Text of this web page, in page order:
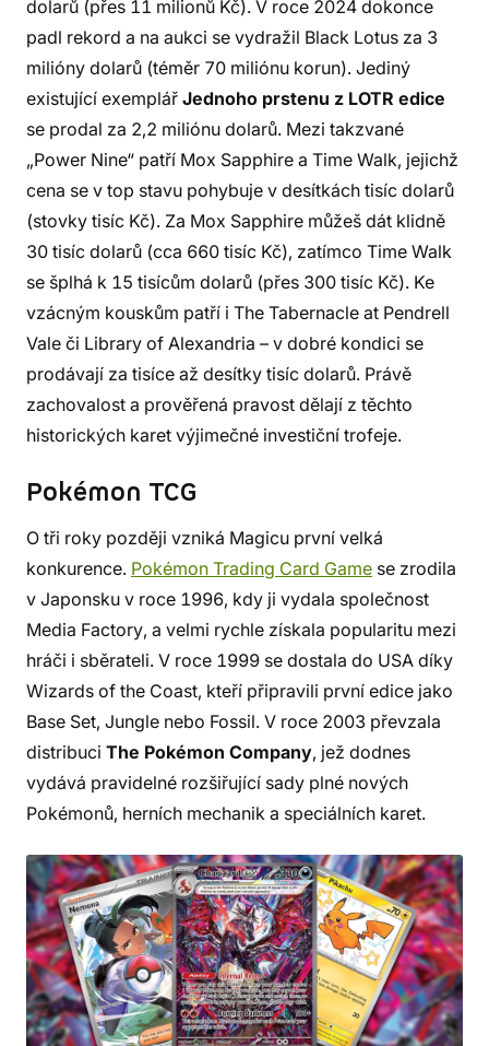
dolarů (přes 11 milionů Kč). V roce 2024 dokonce
padl rekord a na aukci se vydražil Black Lotus za 3
milióny dolarů (téměr 70 miliónu korun). Jediný
existující exemplář Jednoho prstenu z LOTR edice
se prodal za 2,2 miliónu dolarů. Mezi takzvané
„Power Nine“ patří Mox Sapphire a Time Walk, jejichž
cena se v top stavu pohybuje v desítkách tisíc dolarů
(stovky tisíc Kč). Za Mox Sapphire můžeš dát klidně
30 tisíc dolarů (cca 660 tisíc Kč), zatímco Time Walk
se šplhá k 15 tisícům dolarů (přes 300 tisíc Kč). Ke
vzácným kouskům patří i The Tabernacle at Pendrell
Vale či Library of Alexandria – v dobré kondici se
prodávají za tisíce až desítky tisíc dolarů. Právě
zachovalost a prověřená pravost dělají z těchto
historických karet výjimečné investiční trofeje.
Pokémon TCG
O tři roky později vzniká Magicu první velká
konkurence. Pokémon Trading Card Game se zrodila
v Japonsku v roce 1996, kdy ji vydala společnost
Media Factory, a velmi rychle získala popularitu mezi
hráči i sběrateli. V roce 1999 se dostala do USA díky
Wizards of the Coast, kteří připravili první edice jako
Base Set, Jungle nebo Fossil. V roce 2003 převzala
distribuci The Pokémon Company, jež dodnes
vydává pravidelné rozšiřující sady plné nových
Pokémonů, herních mechanik a speciálních karet.